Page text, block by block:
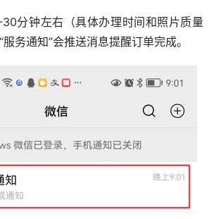
30分钟左右（具体办理时间和照片质量
务通知”会推送消息提醒订单完成。